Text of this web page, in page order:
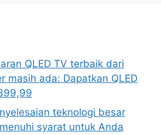
QLED TV terbaik dari
masih ada: Dapatkan QLED
teknologi besar
syarat untuk Anda